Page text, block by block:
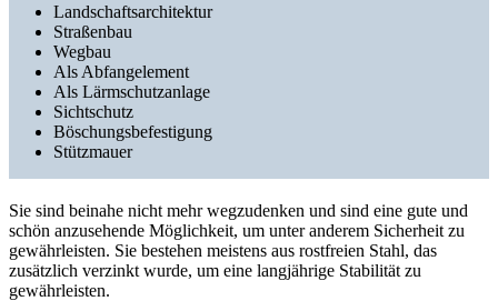
Landschaftsarchitektur
Straßenbau
Wegbau
Als Abfangelement
Als Lärmschutzanlage
Sichtschutz
Böschungsbefestigung
Stützmauer
Sie sind beinahe nicht mehr wegzudenken und sind eine gute und
schön anzusehende Möglichkeit, um unter anderem Sicherheit zu
gewährleisten. Sie bestehen meistens aus rostfreien Stahl, das
zusätzlich verzinkt wurde, um eine langjährige Stabilität zu
gewährleisten.